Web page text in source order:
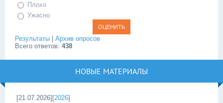
Плохо
Ужасно
Результаты
Архив опросов
Всего ответов: 438
НОВЫЕ МАТЕРИАЛЫ
[21.07.2026][2026]